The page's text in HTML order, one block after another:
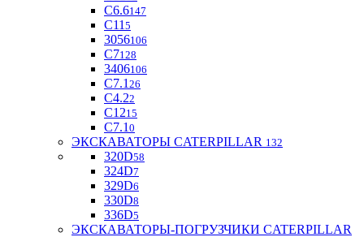
С6.6147
C11 5
3056106
С7128
3406106
C7.1 26
C4.22
С1215
С7.1 0
ЭКСКАВАТОРЫ CATERPILLAR 132
320D58
324D7
329D6
330D8
336D5
ЭКСКАВАТОРЫ-ПОГРУЗЧИКИ CATERPILLAR